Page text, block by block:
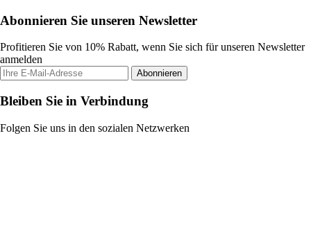
Abonnieren Sie unseren Newsletter
Profitieren Sie von 10% Rabatt, wenn Sie sich für unseren Newsletter
anmelden
Abonnieren
Bleiben Sie in Verbindung
Folgen Sie uns in den sozialen Netzwerken